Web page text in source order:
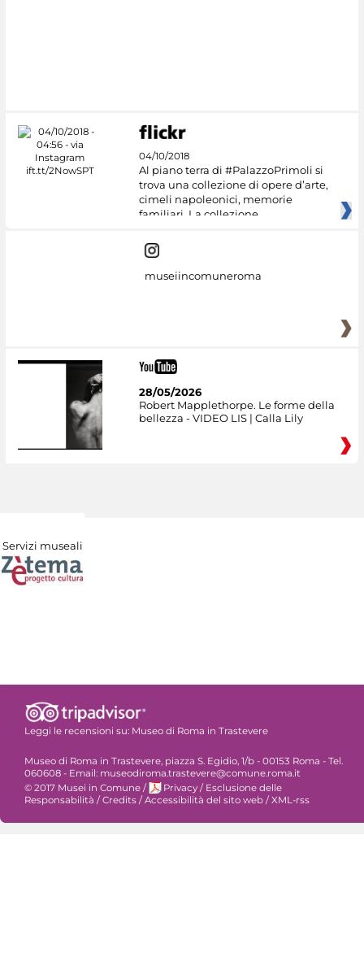
04/10/2018
Al piano terra di #PalazzoPrimoli si
trova una collezione di opere d’arte,
cimeli napoleonici, memorie
familiari. La collezione
museiincomuneroma
28/05/2026
Robert Mapplethorpe. Le forme della
bellezza - VIDEO LIS | Calla Lily
Servizi museali
Leggi le recensioni su: Museo di Roma in Trastevere
Museo di Roma in Trastevere, piazza S. Egidio, 1/b - 00153 Roma - Tel.
060608 - Email: museodiroma.trastevere@comune.roma.it
© 2017 Musei in Comune / Privacy / Esclusione delle
Responsabilità / Credits / Accessibilità del sito web / XML-rss